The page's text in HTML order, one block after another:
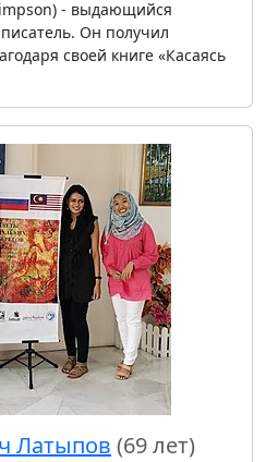
- выдающийся
Он получил
своей книге «Касаясь
Латыпов (69 лет)